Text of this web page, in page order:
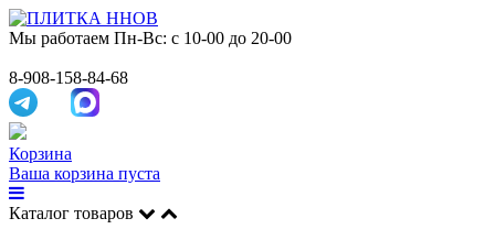
Мы работаем Пн-Вс: с 10-00 до 20-00
8-908-158-84-68
Корзина
Ваша корзина пуста
Каталог товаров